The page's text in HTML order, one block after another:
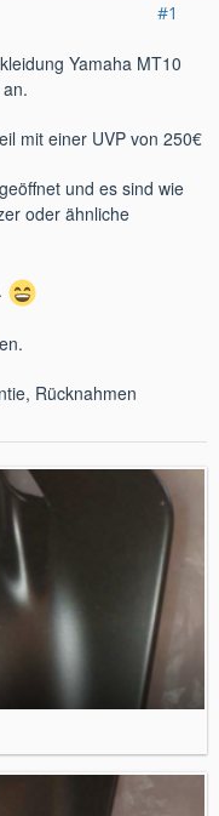
#1
Yamaha MT10
mit einer UVP von 250€
und es sind wie
oder ähnliche
Rücknahmen